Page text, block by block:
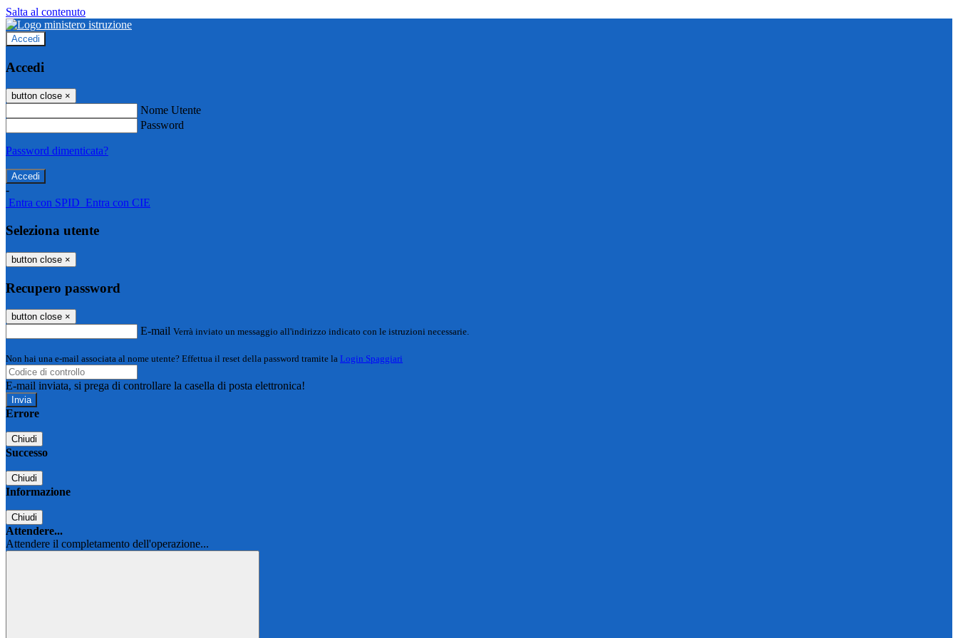
Salta al contenuto
Accedi
Accedi
button close ×
Nome Utente
Password
Password dimenticata?
-
Entra con SPID Entra con CIE
Seleziona utente
button close ×
Recupero password
button close ×
E-mail Verrà inviato un messaggio all'indirizzo indicato con le istruzioni necessarie.
Non hai una e-mail associata al nome utente? Effettua il reset della password tramite la Login Spaggiari
E-mail inviata, si prega di controllare la casella di posta elettronica!
Errore
Chiudi
Successo
Chiudi
Informazione
Chiudi
Attendere...
Attendere il completamento dell'operazione...